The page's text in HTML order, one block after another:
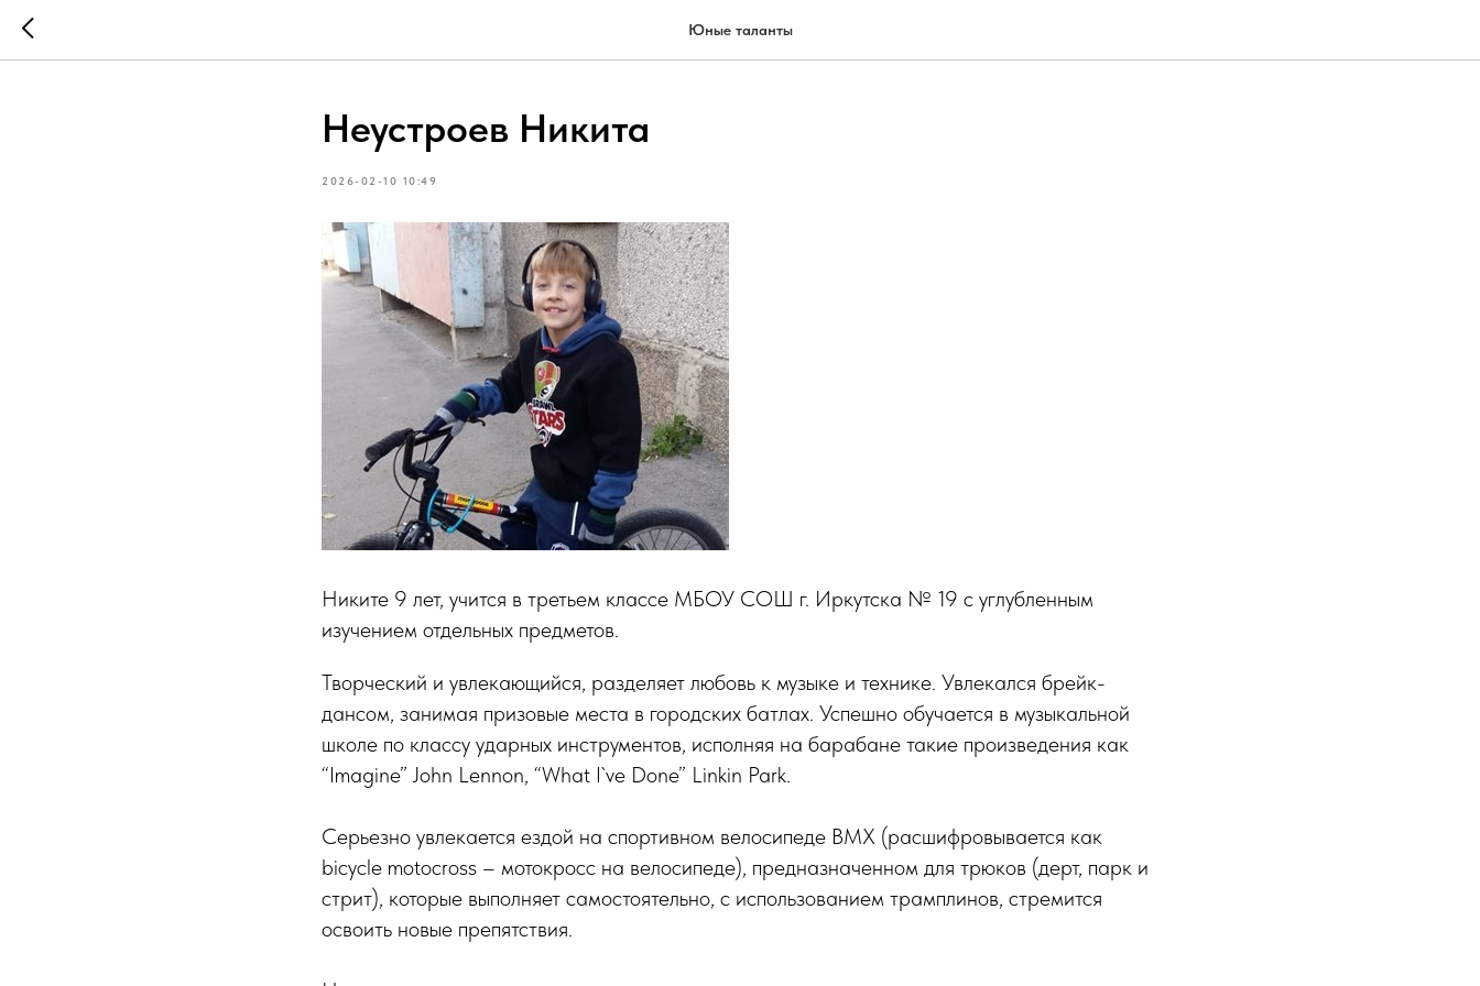
Юные таланты
Неустроев Никита
2026-02-10 10:49
Никите 9 лет, учится в третьем классе МБОУ СОШ г. Иркутска № 19 с углубленным
изучением отдельных предметов.
Творческий и увлекающийся, разделяет любовь к музыке и технике. Увлекался брейк-
дансом, занимая призовые места в городских батлах. Успешно обучается в музыкальной
школе по классу ударных инструментов, исполняя на барабане такие произведения как
“Imagine” John Lennon, “What I`ve Done” Linkin Park.
Серьезно увлекается ездой на спортивном велосипеде BMX (расшифровывается как
bicycle motocross – мотокросс на велосипеде), предназначенном для трюков (дерт, парк и
стрит), которые выполняет самостоятельно, с использованием трамплинов, стремится
освоить новые препятствия.